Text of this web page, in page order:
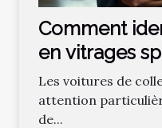
Comment
en vitrages
voitures de
Les voitures de
attention
de...